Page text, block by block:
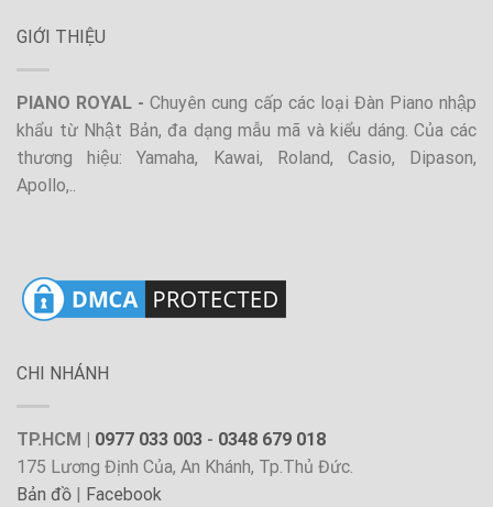
GIỚI THIỆU
PIANO ROYAL -Chuyên cung cấp các loại Đàn Piano nhập
khẩu từ Nhật Bản, đa dạng mẫu mã và kiểu dáng. Của các
thương hiệu: Yamaha, Kawai, Roland, Casio, Dipason,
Apollo,..
CHI NHÁNH
TP.HCM | 0977 033 003 - 0348 679 018
175 Lương Định Của, An Khánh, Tp.Thủ Đức.
Bản đồ | Facebook